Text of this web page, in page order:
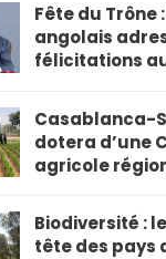
Fête du Trône
angolais
félicitations
Casablanca-
dotera d’une
agricole
Biodiversité :
tête des pays